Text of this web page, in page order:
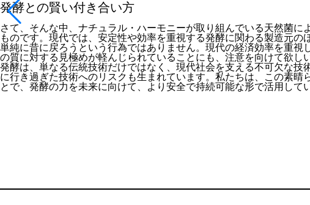
発酵との賢い付き合い方
さて、そんな中、ナチュラル・ハーモニーが取り組んでいる天然菌
ものです。現代では、安定性や効率を重視する発酵に関わる製造元
単純に昔に戻ろうという行為ではありません。現代の経済効率を重
の質に対する見極めが軽んじられていることにも、注意を向けて欲し
発酵は、単なる伝統技術だけではなく、現代社会を支える不可欠な
に行き過ぎた技術へのリスクも生まれています。私たちは、この素
とで、発酵の力を未来に向けて、より安全で持続可能な形で活用して